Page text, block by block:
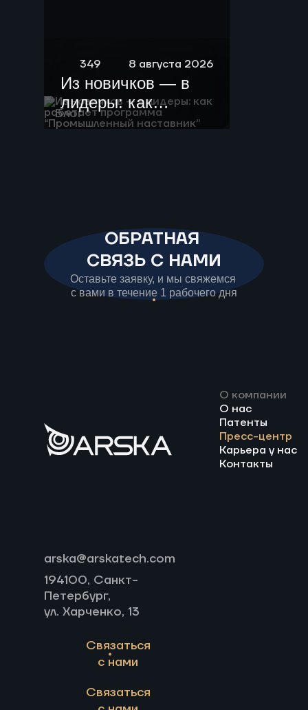
Блог
349 8 августа 2026
Из новичков — в
лидеры: как
работает
ОБРАТНАЯ
СВЯЗЬ С НАМИ
Оставьте заявку, и мы свяжемся
с вами в течение 1 рабочего дня
arska@arskatech.com
194100, Санкт-
Петербург,
ул. Харченко, 13
О компании
О нас
Патенты
Пресс-центр
Карьера у нас
Контакты
Связаться
с нами
Связаться